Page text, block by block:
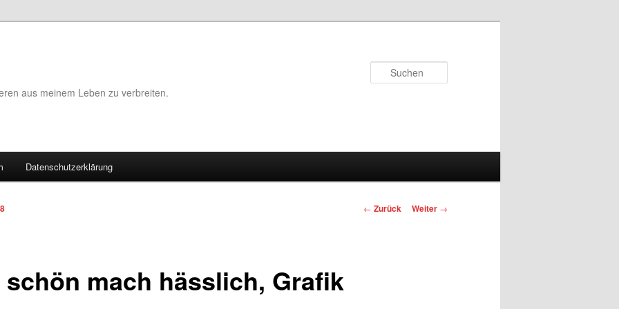
aus meinem Leben zu verbreiten.
Datenschutzerklärung
Beitrags-
← Zurück Weiter →
mach hässlich, Grafik